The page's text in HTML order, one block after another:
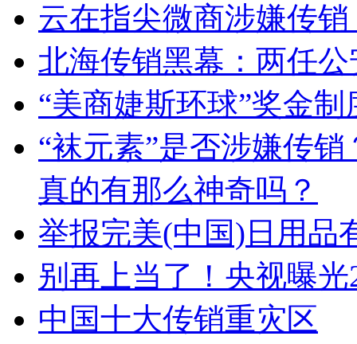
云在指尖微商涉嫌传
北海传销黑幕：两任
“美商婕斯环球”奖金
“袜元素”是否涉嫌传
真的有那么神奇吗？
举报完美(中国)日用品
别再上当了！央视曝
中国十大传销重灾区